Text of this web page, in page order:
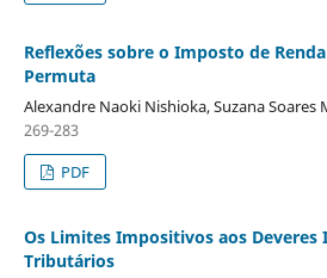
Reflexões sobre o Imposto de
Permuta
Alexandre Naoki Nishioka, Suzana Soares
269-283
PDF
Os Limites Impositivos aos
Tributários